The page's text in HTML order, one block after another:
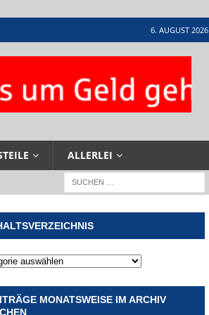
6. AUGUST 2026
ALLERLEI
MONATSWEISE IM ARCHIV